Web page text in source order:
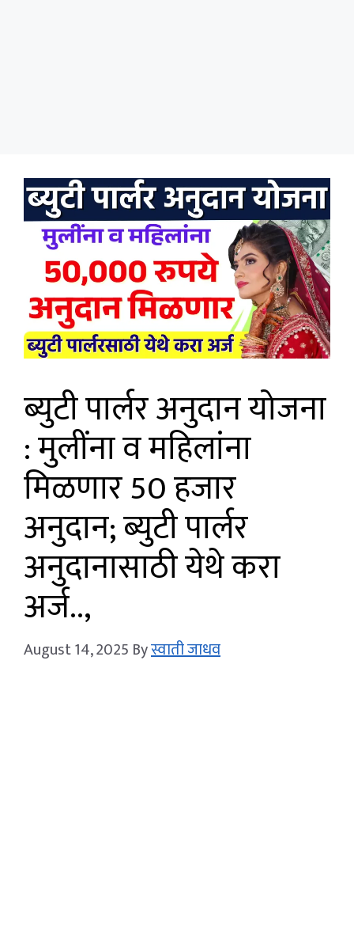
ब्युटी पार्लर अनुदान योजना
: मुलींना व महिलांना
मिळणार 50 हजार
अनुदान; ब्युटी पार्लर
अनुदानासाठी येथे करा
अर्ज..,
August 14, 2025 Byस्वाती जाधव